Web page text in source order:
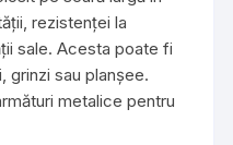
rezistenței la
sale. Acesta poate fi
grinzi sau planșee.
metalice pentru